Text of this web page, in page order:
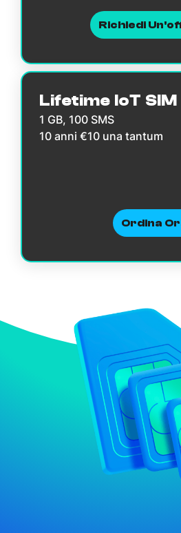
Richiedi
Lifetime IoT SIM
1 GB, 100 SMS
10 anni €10 una tantum
Ordina